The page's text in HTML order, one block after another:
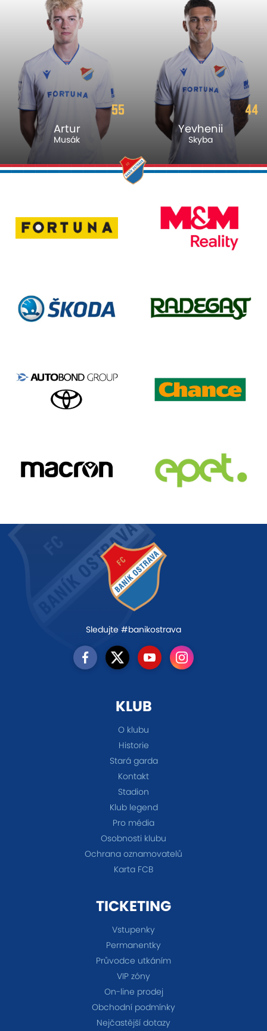
55
Artur
Musák
44
Yevhenii
Skyba
Sledujte #banikostrava
KLUB
O klubu
Historie
Stará garda
Kontakt
Stadion
Klub legend
Pro média
Osobnosti klubu
Ochrana oznamovatelů
Karta FCB
TICKETING
Vstupenky
Permanentky
Průvodce utkáním
VIP zóny
On-line prodej
Obchodní podmínky
Nejčastější dotazy